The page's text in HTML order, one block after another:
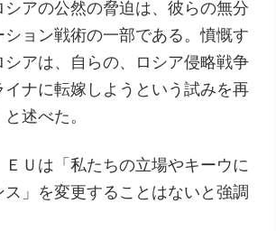
アの公然の脅迫は、彼らの無分
ション戦術の一部である。憤慨す
シアは、自らの、ロシア侵略戦争
イナに転嫁しようという試みを再
述べた。
Ｕは「私たちの立場やキーウに
」を変更することはないと強調